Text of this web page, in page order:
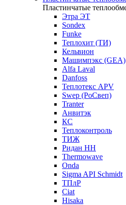
Пластинчатые
Этра ЭТ
Sondex
Funke
Теплохит (ТИ)
Кельвион
Машимпэкс (GEA)
Alfa Laval
Danfoss
Теплотекс APV
Swep (РоСвеп)
Tranter
Анвитэк
КС
Теплоконтроль
ТИЖ
Ридан НН
Thermowave
Onda
Sigma API Schmidt
ТПлР
Ciat
Hisaka